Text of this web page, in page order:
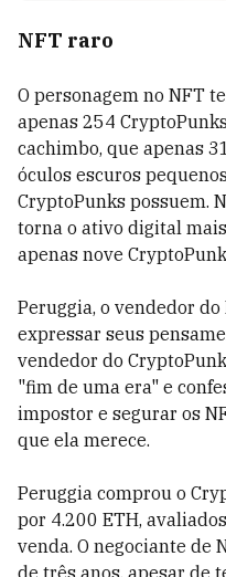
NFT raro
O personagem no NFT
apenas 254
cachimbo, que apenas
óculos escuros
CryptoPunks possuem.
torna o ativo digital
apenas nove
Peruggia, o vendedor
expressar seus
vendedor do
"fim de uma era" e
impostor e segurar os
que ela merece.
Peruggia comprou o
por 4.200 ETH,
venda. O negociante de